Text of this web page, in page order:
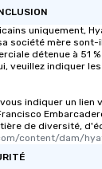
uniquement,
société mère
détenue à 51
veuillez indiquer
indiquer un lien
de diversité,
content/dam/